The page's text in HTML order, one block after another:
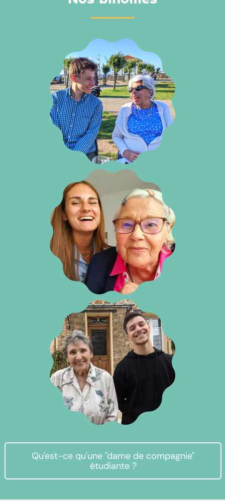
Qu'est-ce qu'une "dame de compagnie"
étudiante ?